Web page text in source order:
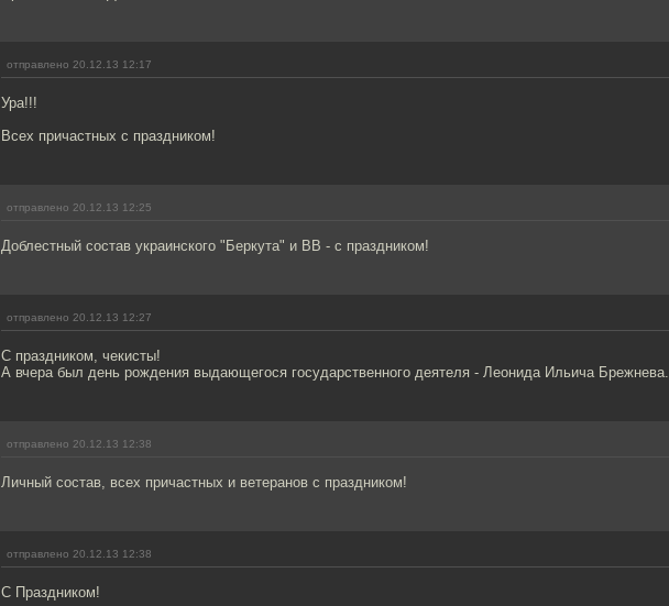
отправлено 20.12.13 12:17
Ура!!!
Всех причастных с праздником!
отправлено 20.12.13 12:25
Доблестный состав украинского "Беркута" и ВВ - с праздником!
отправлено 20.12.13 12:27
С праздником, чекисты!
А вчера был день рождения выдающегося государственного деятеля - Леонида Ильича Брежнева.
отправлено 20.12.13 12:38
Личный состав, всех причастных и ветеранов с праздником!
отправлено 20.12.13 12:38
С Праздником!